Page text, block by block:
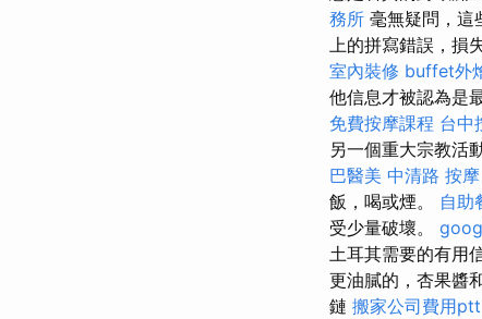
務所 毫無疑問，這
上的拼寫錯誤，損
室內裝修 buffet外
他信息才被認為是
免費按摩課程 台中
另一個重大宗教活
巴醫美 中清路 按摩
飯，喝或煙。 自助
受少量破壞。
土耳其需要的有用
更油膩的，杏果醬
鏈 搬家公司費用ptt